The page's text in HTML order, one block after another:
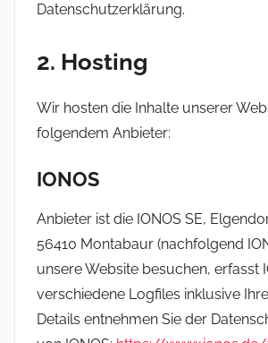
Datenschutzerklärung.
2. Hosting
Wir hosten die Inhalte unserer
folgendem Anbieter:
IONOS
Anbieter ist die IONOS SE,
56410 Montabaur (nachfolgend
unsere Website besuchen, erfasst
verschiedene Logfiles inklusive
Details entnehmen Sie der